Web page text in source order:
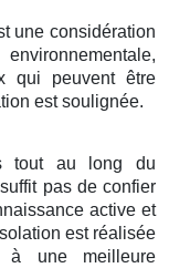
une considération
qui peuvent être
est soulignée.
tout au long du
pas de confier
active et
est réalisée
à une meilleure